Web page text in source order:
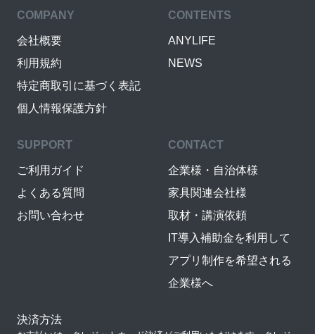
COMPANY
会社概要
利用規約
特定商取引に基づく表記
個人情報保護方針
CONTENTS
ANYLIFE
NEWS
SUPPORT
ご利用ガイド
よくある質問
お問い合わせ
CONTACT
企業様・自治体様
家具関連会社様
取材・講演依頼
IT導入補助金を利用して
アプリ制作を希望される
企業様へ
決済方法